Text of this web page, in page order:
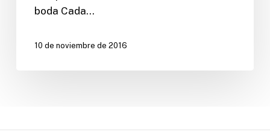
boda Cada…
10 de noviembre de 2016